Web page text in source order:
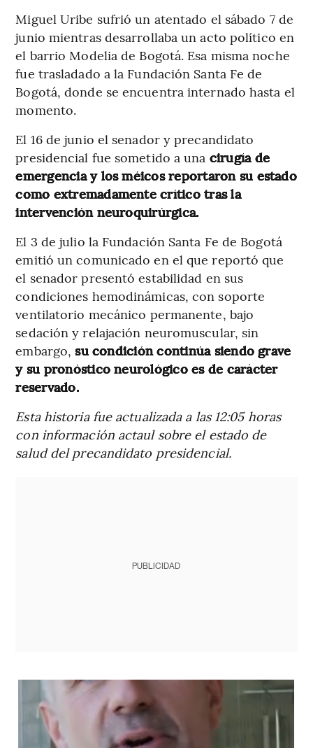
Miguel Uribe sufrió un atentado el sábado 7 de
junio mientras desarrollaba un acto político en
el barrio Modelia de Bogotá. Esa misma noche
fue trasladado a la Fundación Santa Fe de
Bogotá, donde se encuentra internado hasta el
momento.
El 16 de junio el senador y precandidato
presidencial fue sometido a una cirugía de
emergencia y los méicos reportaron su estado
como extremadamente crítico tras la
intervención neuroquirúrgica.
El 3 de julio la Fundación Santa Fe de Bogotá
emitió un comunicado en el que reportó que
el senador presentó estabilidad en sus
condiciones hemodinámicas, con soporte
ventilatorio mecánico permanente, bajo
sedación y relajación neuromuscular, sin
embargo,su condición continúa siendo grave
y su pronóstico neurológico es de carácter
reservado.
Esta historia fue actualizada a las 12:05 horas
con información actaul sobre el estado de
salud del precandidato presidencial.
PUBLICIDAD